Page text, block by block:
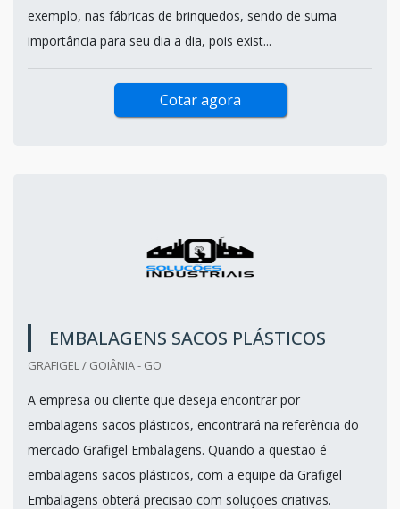
exemplo, nas fábricas de brinquedos, sendo de suma
importância para seu dia a dia, pois exist...
Cotar agora
EMBALAGENS SACOS PLÁSTICOS
GRAFIGEL / GOIÂNIA - GO
A empresa ou cliente que deseja encontrar por
embalagens sacos plásticos, encontrará na referência do
mercado Grafigel Embalagens. Quando a questão é
embalagens sacos plásticos, com a equipe da Grafigel
Embalagens obterá precisão com soluções criativas.